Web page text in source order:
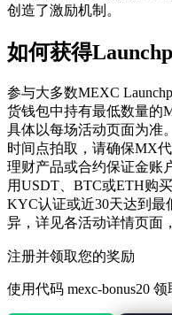
创造了激励机制。
如何获得
参与大多数MEXC
货钱包中持有最低数量的
具体以每场活动页面为准
时间点拍取，请确保MX
理财产品或合约保证金账
用USDT、BTC或ETH购
KYC认证或近30天达到最
异，详见各活动详情页面
注册并领取您的奖励
使用代码 mexc-bonus20 领